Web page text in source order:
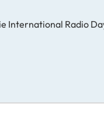
International Radio